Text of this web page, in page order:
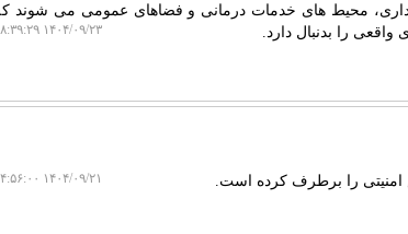
اداری، محیط های خدمات درمانی و فضاهای عمومی می شوند
واقعی را بدنبال دارد.
۱۴۰۴/۰۹/۲۳ ۱۸:۳۹:۲۹
۱۴۰۴/۰۹/۲۱ ۱۴:۵۶:۰۰